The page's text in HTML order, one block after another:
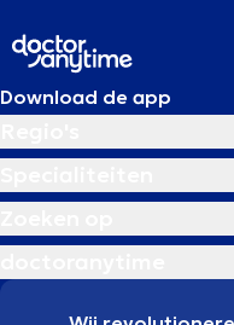
Download de app